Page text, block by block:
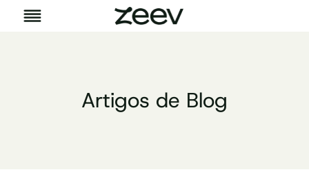
Pular
para
Artigos de Blog